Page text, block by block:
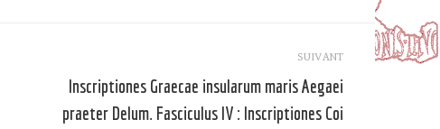
SUIVANT
Inscriptiones Graecae insularum maris Aegaei
praeter Delum. Fasciculus IV : Inscriptiones Coi